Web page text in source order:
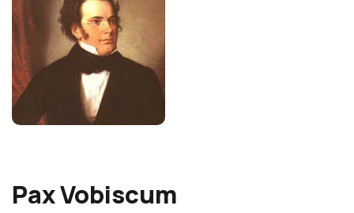
Pax Vobiscum